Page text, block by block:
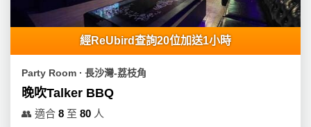
經ReUbird查詢20位加送1小時
Party Room ∙ 長沙灣-荔枝角
晚吹Talker BBQ
👥 適合 8 至 80 人